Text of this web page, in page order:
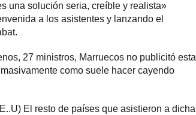
una solución seria, creíble y realista»
a los asistentes y lanzando el
27 ministros, Marruecos no publicitó esta
como suele hacer cayendo
El resto de países que asistieron a dicha